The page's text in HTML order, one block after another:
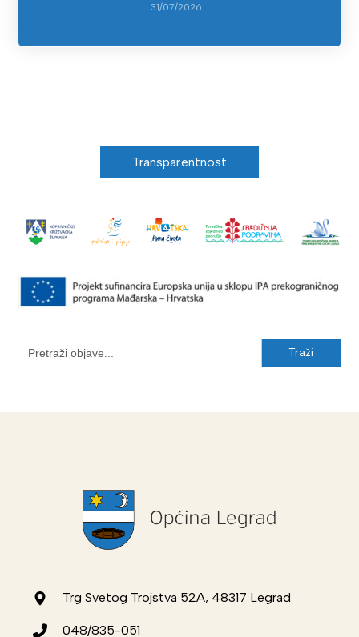
31/07/2026
Transparentnost
Search
for:
Trg Svetog Trojstva 52A, 48317 Legrad
048/835-051